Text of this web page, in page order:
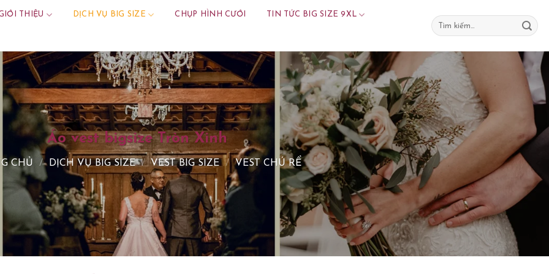
THIỆU DỊCH VỤ BIG SIZE CHỤP HÌNH CƯỚI TIN TỨC BIG SIZE 9XL
Tìm
kiếm:
Áo vest bigsize Tròn Xinh
CHỦ / DỊCH VỤ BIG SIZE / VEST BIG SIZE / VEST CHÚ RỂ